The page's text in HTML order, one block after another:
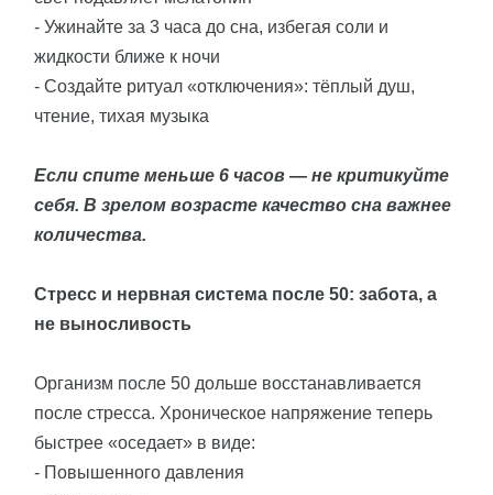
- Ужинайте за 3 часа до сна, избегая соли и
жидкости ближе к ночи
- Создайте ритуал «отключения»: тёплый душ,
чтение, тихая музыка
Если спите меньше 6 часов — не критикуйте
себя. В зрелом возрасте качество сна важнее
количества.
Стресс и нервная система после 50: забота, а
не выносливость
Организм после 50 дольше восстанавливается
после стресса. Хроническое напряжение теперь
быстрее «оседает» в виде:
- Повышенного давления